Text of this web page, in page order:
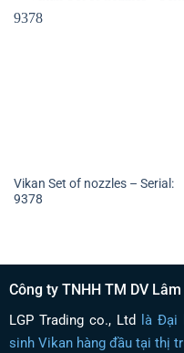
Vikan Set of nozzles – Serial:
9378
Công ty TNHH TM DV
LGP Trading co., Ltd là Đại
sinh Vikan hàng đầu tại thị